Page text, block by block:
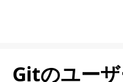
Gitのユー